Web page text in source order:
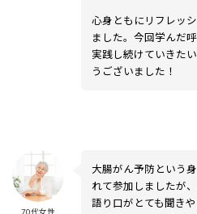
心身ともにリフレッ
ました。今回学んだ
実践し続けていきた
うございました！
70代女性
大腸がん予防という
れて参加しましたが
語り口がとても聞き